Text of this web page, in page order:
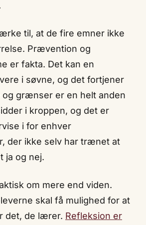
til, at de fire emner ikke
Prævention og
er fakta. Det kan en
i søvne, og det fortjener
og grænser er en helt anden
i kroppen, og det er
i for enhver
der ikke selv har trænet at
ja og nej.
om mere end viden.
skal få mulighed for at
det, de lærer. Refleksion er